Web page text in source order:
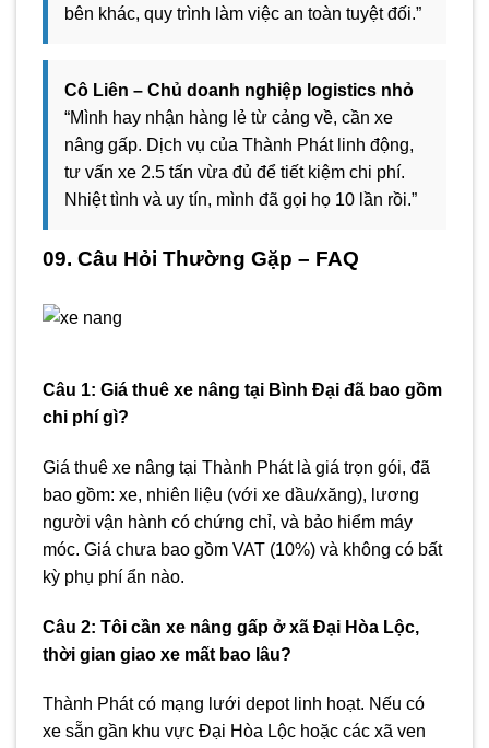
bên khác, quy trình làm việc an toàn tuyệt đối.”
Cô Liên – Chủ doanh nghiệp logistics nhỏ
“Mình hay nhận hàng lẻ từ cảng về, cần xe
nâng gấp. Dịch vụ của Thành Phát linh động,
tư vấn xe 2.5 tấn vừa đủ để tiết kiệm chi phí.
Nhiệt tình và uy tín, mình đã gọi họ 10 lần rồi.”
09. Câu Hỏi Thường Gặp – FAQ
Câu 1: Giá thuê xe nâng tại Bình Đại đã bao gồm
chi phí gì?
Giá thuê xe nâng tại Thành Phát là giá trọn gói, đã
bao gồm: xe, nhiên liệu (với xe dầu/xăng), lương
người vận hành có chứng chỉ, và bảo hiểm máy
móc. Giá chưa bao gồm VAT (10%) và không có bất
kỳ phụ phí ẩn nào.
Câu 2: Tôi cần xe nâng gấp ở xã Đại Hòa Lộc,
thời gian giao xe mất bao lâu?
Thành Phát có mạng lưới depot linh hoạt. Nếu có
xe sẵn gần khu vực Đại Hòa Lộc hoặc các xã ven